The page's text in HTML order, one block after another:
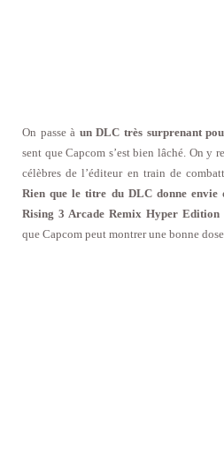
On passe à un DLC très surprenant
sent que Capcom s’est bien lâché. On y
célèbres de l’éditeur en train de
Rien que le titre du DLC donne envie
Rising 3 Arcade Remix Hyper
que Capcom peut montrer une bonne